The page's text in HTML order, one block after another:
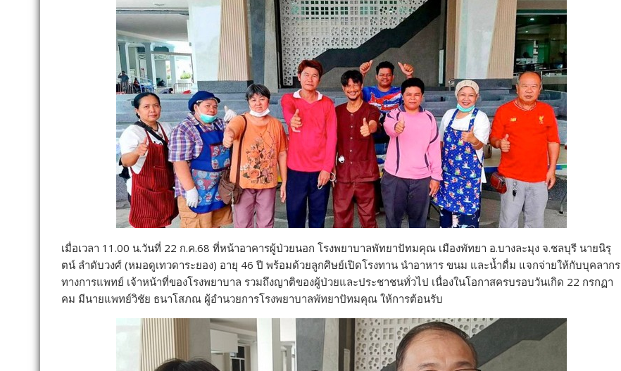
เมื่อเวลา 11.00 น.วันที่ 22 ก.ค.68 ที่หน้าอาคารผู้ป่วยนอก โรงพยาบาลพัทยาปัทมคุณ เมืองพัทยา อ.บางละมุง จ.ชลบุรี นายนิรุ
ตน์ ลำดับวงศ์ (หมอดูเทวดาระยอง) อายุ 46 ปี พร้อมด้วยลูกศิษย์เปิดโรงทาน นำอาหาร ขนม และน้ำดื่ม แจกจ่ายให้กับบุคลากร
ทางการแพทย์ เจ้าหน้าที่ของโรงพยาบาล รวมถึงญาติของผู้ป่วยและประชาชนทั่วไป เนื่องในโอกาสครบรอบวันเกิด 22 กรกฏา
คม มีนายแพทย์วิชัย ธนาโสภณ ผู้อำนวยการโรงพยาบาลพัทยาปัทมคุณ ให้การต้อนรับ